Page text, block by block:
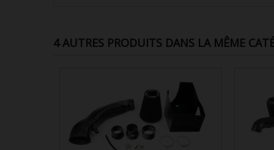
4 AUTRES PRODUITS DANS LA MÊME